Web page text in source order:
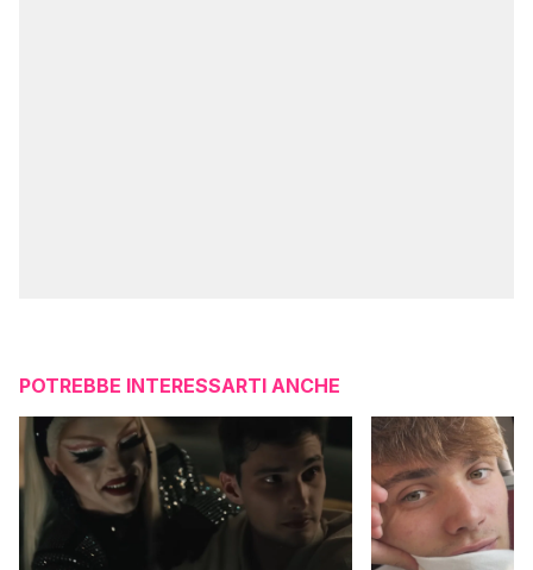
POTREBBE INTERESSARTI ANCHE